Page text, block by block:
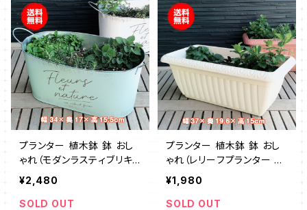
プランター 植木鉢 鉢 おし
ゃれ（モダンラスティブリキ
オーバルL ミント）
¥2,480
SOLD OUT
プランター 植木鉢 鉢 おし
ゃれ（レリーフプランター 白
受皿付）
¥1,980
SOLD OUT